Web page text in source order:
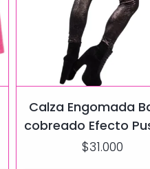
Calza Engomada
cobreado Efecto
$31.000